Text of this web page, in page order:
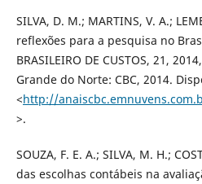
SILVA, D. M.; MARTINS, V. A.;
reflexões para a pesquisa no
BRASILEIRO DE CUSTOS, 21,
Grande do Norte: CBC, 2014.
<http://
>.
SOUZA, F. E. A.; SILVA, M. H.;
das escolhas contábeis na